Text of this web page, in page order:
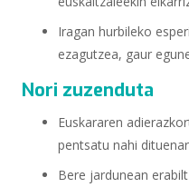
Iragan hurbileko
ezagutzea, gaur
Nori zuzenduta
Euskararen
pentsatu nahi
Bere jardunean